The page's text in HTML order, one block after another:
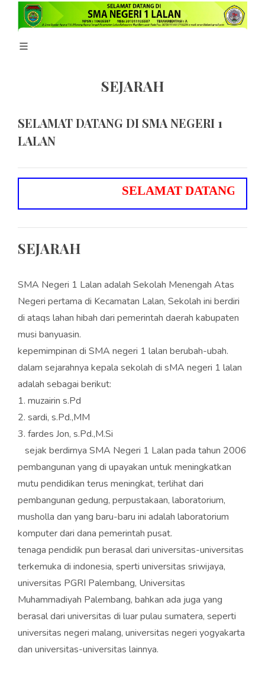
SEJARAH
SELAMAT DATANG DI SMA NEGERI 1
LALAN
ELAMAT DATANG D
SEJARAH
SMA Negeri 1 Lalan adalah Sekolah Menengah Atas
Negeri pertama di Kecamatan Lalan, Sekolah ini berdiri
di ataqs lahan hibah dari pemerintah daerah kabupaten
musi banyuasin.
kepemimpinan di SMA negeri 1 lalan berubah-ubah.
dalam sejarahnya kepala sekolah di sMA negeri 1 lalan
adalah sebagai berikut:
1. muzairin s.Pd
2. sardi, s.Pd.,MM
3. fardes Jon, s.Pd.,M.Si
sejak berdirnya SMA Negeri 1 Lalan pada tahun 2006
pembangunan yang di upayakan untuk meningkatkan
mutu pendidikan terus meningkat, terlihat dari
pembangunan gedung, perpustakaan, laboratorium,
musholla dan yang baru-baru ini adalah laboratorium
komputer dari dana pemerintah pusat.
tenaga pendidik pun berasal dari universitas-universitas
terkemuka di indonesia, sperti universitas sriwijaya,
universitas PGRI Palembang, Universitas
Muhammadiyah Palembang, bahkan ada juga yang
berasal dari universitas di luar pulau sumatera, seperti
universitas negeri malang, universitas negeri yogyakarta
dan universitas-universitas lainnya.